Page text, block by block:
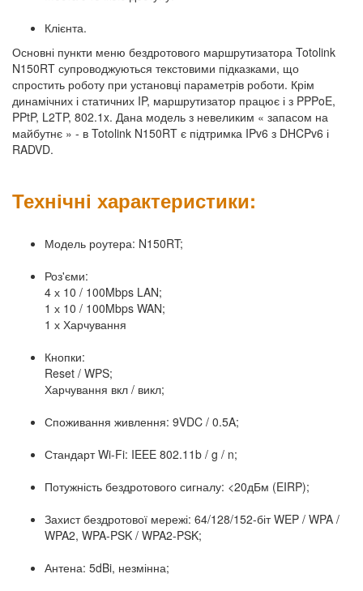
Клієнта.
Основні пункти меню бездротового маршрутизатора Totolink
N150RT супроводжуються текстовими підказками, що
спростить роботу при установці параметрів роботи. Крім
динамічних і статичних IP, маршрутизатор працює і з PPPoE,
PPtP, L2TP, 802.1x. Дана модель з невеликим « запасом на
майбутнє » - в Totolink N150RT є підтримка IPv6 з DHCPv6 і
RADVD.
Технічні характеристики:
Модель роутера: N150RT;
Роз'єми:
4 х 10 / 100Mbps LAN;
1 х 10 / 100Mbps WAN;
1 х Харчування
Кнопки:
Reset / WPS;
Харчування вкл / викл;
Споживання живлення: 9VDC / 0.5A;
Стандарт Wi-Fi: IEEE 802.11b / g / n;
Потужність бездротового сигналу: <20дБм (EIRP);
Захист бездротової мережі: 64/128/152-біт WEP / WPA /
WPA2, WPA-PSK / WPA2-PSK;
Антена: 5dBi, незмінна;